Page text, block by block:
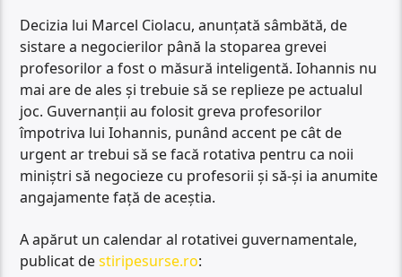
Decizia lui Marcel Ciolacu, anunțată sâmbătă, de
sistare a negocierilor până la stoparea grevei
profesorilor a fost o măsură inteligentă. Iohannis nu
mai are de ales și trebuie să se replieze pe actualul
joc. Guvernanții au folosit greva profesorilor
împotriva lui Iohannis, punând accent pe cât de
urgent ar trebui să se facă rotativa pentru ca noii
miniștri să negocieze cu profesorii și să-și ia anumite
angajamente față de aceștia.
A apărut un calendar al rotativei guvernamentale,
publicat destiripesurse.ro: